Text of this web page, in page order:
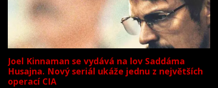
Joel Kinnaman se vydává na lov Saddáma
Husajna. Nový seriál ukáže jednu z největších
operací CIA